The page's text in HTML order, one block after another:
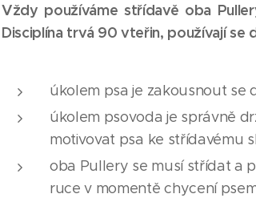
Vždy používáme střídavě oba
Disciplína trvá 90 vteřin, používají se
úkolem psa je zakousnout se
úkolem psovoda je správně
motivovat psa ke střídavému
oba Pullery se musí střídat a
ruce v momentě chycení